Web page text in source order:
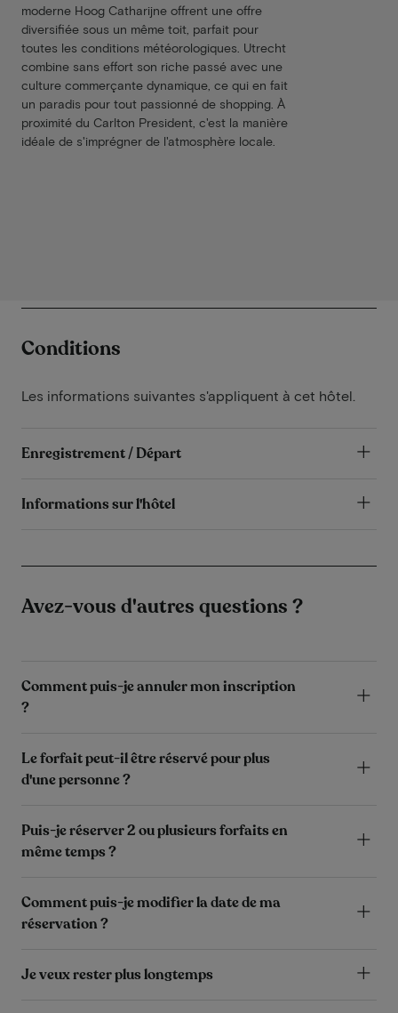
moderne Hoog Catharijne offrent une offre
diversifiée sous un même toit, parfait pour
toutes les conditions météorologiques. Utrecht
combine sans effort son riche passé avec une
culture commerçante dynamique, ce qui en fait
un paradis pour tout passionné de shopping. À
proximité du Carlton President, c'est la manière
idéale de s'imprégner de l'atmosphère locale.
Conditions
Les informations suivantes s'appliquent à cet hôtel.
Enregistrement / Départ
Informations sur l'hôtel
Avez-vous d'autres questions ?
Comment puis-je annuler mon inscription
?
Le forfait peut-il être réservé pour plus
d'une personne ?
Puis-je réserver 2 ou plusieurs forfaits en
même temps ?
Comment puis-je modifier la date de ma
réservation ?
Je veux rester plus longtemps